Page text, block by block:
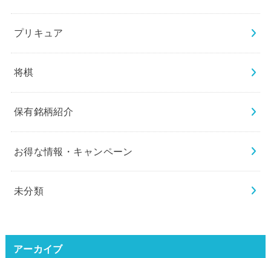
プリキュア
将棋
保有銘柄紹介
お得な情報・キャンペーン
未分類
アーカイブ